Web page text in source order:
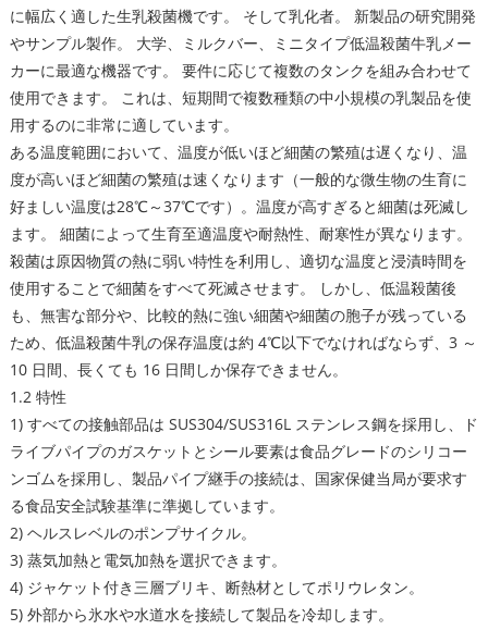
に幅広く適した生乳殺菌機です。 そして乳化者。 新製品の研究開発
やサンプル製作。 大学、ミルクバー、ミニタイプ低温殺菌牛乳メー
カーに最適な機器です。 要件に応じて複数のタンクを組み合わせて
使用できます。 これは、短期間で複数種類の中小規模の乳製品を使
用するのに非常に適しています。
ある温度範囲において、温度が低いほど細菌の繁殖は遅くなり、温
度が高いほど細菌の繁殖は速くなります（一般的な微生物の生育に
好ましい温度は28℃～37℃です）。温度が高すぎると細菌は死滅し
ます。 細菌によって生育至適温度や耐熱性、耐寒性が異なります。
殺菌は原因物質の熱に弱い特性を利用し、適切な温度と浸漬時間を
使用することで細菌をすべて死滅させます。 しかし、低温殺菌後
も、無害な部分や、比較的熱に強い細菌や細菌の胞子が残っている
ため、低温殺菌牛乳の保存温度は約 4℃以下でなければならず、3 ～
10 日間、長くても 16 日間しか保存できません。
1.2 特性
1) すべての接触部品は SUS304/SUS316L ステンレス鋼を採用し、ド
ライブパイプのガスケットとシール要素は食品グレードのシリコー
ンゴムを採用し、製品パイプ継手の接続は、国家保健当局が要求す
る食品安全試験基準に準拠しています。
2) ヘルスレベルのポンプサイクル。
3) 蒸気加熱と電気加熱を選択できます。
4) ジャケット付き三層ブリキ、断熱材としてポリウレタン。
5) 外部から氷水や水道水を接続して製品を冷却します。